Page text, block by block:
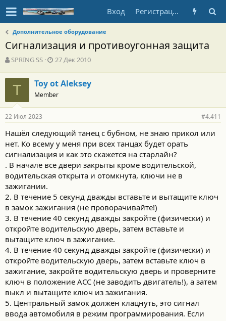
Вход Регистрация
Дополнительное оборудование
Сигнализация и противоугонная защита
А
т
о
т
е
м
ы
SPRING SS
Д
а
н
а
л
а
27 Дек 2010
T Toy ot Aleksey
Member
22 Июл 2023 #4.411
Нашёл следующий танец с бубном, не знаю прикол или
нет. Ко всему у меня при всех танцах будет орать
сигнализация и как это скажется на старлайн?
. В начале все двери закрыты кроме водительской,
водительская открыта и отомкнута, ключи не в
зажигании.
2. В течение 5 секунд дважды вставьте и вытащите ключ
в замок зажигания (не проворачивайте!)
3. В течение 40 секунд дважды закройте (физически) и
откройте водительскую дверь, затем вставьте и
вытащите ключ в зажигание.
4. В течение 40 секунд дважды закройте (физически) и
откройте водительскую дверь, затем вставьте ключ в
зажигание, закройте водительскую дверь и проверните
ключ в положение ACC (не заводить двигатель!), а затем
выкл и вытащите ключ из зажигания.
5. Центральный замок должен клацнуть, это сигнал
ввода автомобиля в режим программирования. Если